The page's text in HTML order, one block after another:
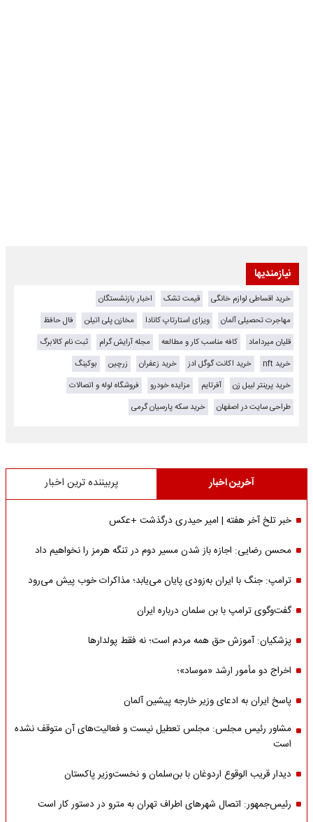
نیازمندیها
خرید اقساطی لوازم خانگی قیمت تشک
اخبار بازنشستگان
مهاجرت تحصیلی آلمان
ویزای استارتاپ کانادا مخازن پلی اتیلن
فال حافظ
قلیان میرداماد
کافه مناسب کار و مطالعه مجله آرایش گرام
ثبت نام کالابرگ
خرید nft
خرید اکانت گوگل ادز خرید زعفران زرچین
بوکینگ
خرید پرینتر لیبل زن
آفرتایم مزایده خودرو
فروشگاه لوله و اتصالات
طراحی سایت در اصفهان
خرید سکه پارسیان گرمی
آخرین اخبار پربیننده ترین اخبار
خبر تلخ آخر هفته | امیر حیدری درگذشت +عکس
محسن رضایی: اجازه باز شدن مسیر دوم در تنگه هرمز را نخواهیم داد
ترامپ: جنگ با ایران به‌زودی پایان می‌یابد؛ مذاکرات خوب پیش می‌رود
گفت‌وگوی ترامپ با بن سلمان درباره ایران
پزشکیان: آموزش حق همه مردم است؛ نه فقط پولدارها
اخراج دو مأمور ارشد «موساد»؛
پاسخ ایران به ادعای وزیر خارجه پیشین آلمان
مشاور رئیس مجلس: مجلس تعطیل نیست و فعالیت‌های آن متوقف نشده
است
دیدار قریب الوقوع اردوغان با بن‌سلمان و نخست‌وزیر پاکستان
رئیس‌جمهور: اتصال شهرهای اطراف تهران به مترو در دستور کار است